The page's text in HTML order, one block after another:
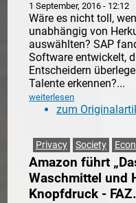
1 September, 2016 - 12:12
Wäre es nicht toll,
unabhängig von
auswählten? SAP
Software entwickelt,
Entscheidern
Talente erkennen?...
weiterlesen
zum
Privacy Society
Amazon führt
Waschmittel und
Knopfdruck -